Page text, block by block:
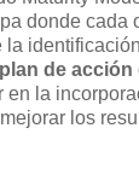
donde cada
la
de acción
en la
los